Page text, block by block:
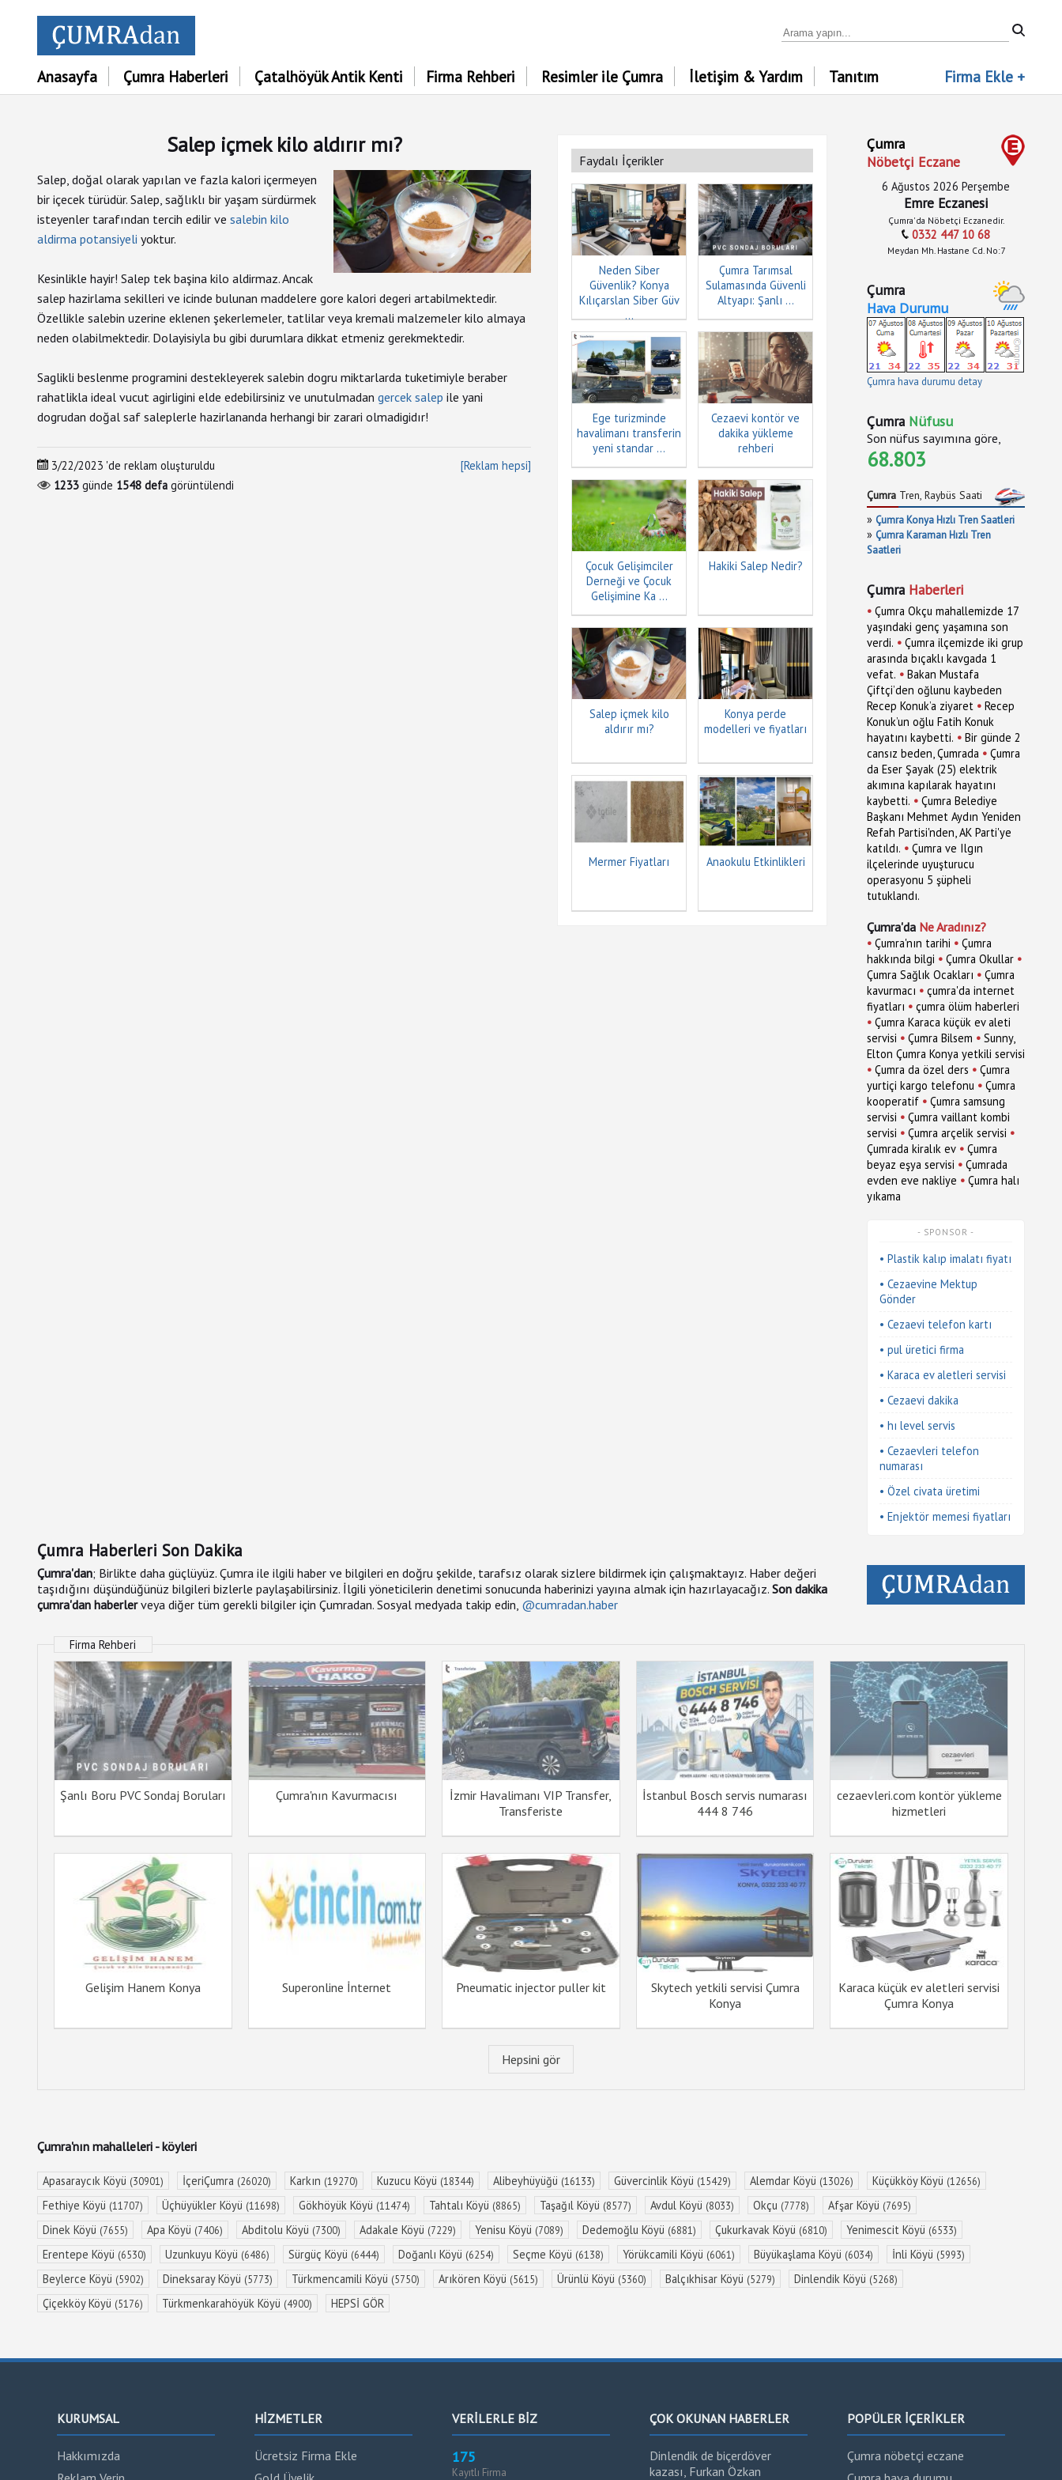
Anasayfa Çumra Haberleri Çatalhöyük Antik Kenti Firma Rehberi Resimler ile Çumra İletişim & Yardım Tanıtım Firma Ekle +
Salep içmek kilo aldırır mı?
Salep, doğal olarak yapılan ve fazla kalori içermeyen
bir içecek türüdür. Salep, sağlıklı bir yaşam sürdürmek
isteyenler tarafından tercih edilir ve salebin kilo
aldirma potansiyeli yoktur.
Kesinlikle hayir! Salep tek başina kilo aldirmaz. Ancak
salep hazirlama sekilleri ve icinde bulunan maddelere gore kalori degeri artabilmektedir.
Özellikle salebin uzerine eklenen şekerlemeler, tatlilar veya kremali malzemeler kilo almaya
neden olabilmektedir. Dolayisiyla bu gibi durumlara dikkat etmeniz gerekmektedir.
Saglikli beslenme programini destekleyerek salebin dogru miktarlarda tuketimiyle beraber
rahatlikla ideal vucut agirligini elde edebilirsiniz ve unutulmadan gercek salep ile yani
dogrudan doğal saf saleplerle hazirlananda herhangi bir zarari olmadigidır!
[Reklam hepsi]
3/22/2023 'de reklam oluşturuldu
1233 günde 1548 defa görüntülendi
Faydalı İçerikler
Neden Siber
Güvenlik? Konya
Kılıçarslan Siber Güv
...
Çumra Tarımsal
Sulamasında Güvenli
Altyapı: Şanlı ...
Ege turizminde
havalimanı transferin
yeni standar ...
Cezaevi kontör ve
dakika yükleme
rehberi
Çocuk Gelişimciler
Derneği ve Çocuk
Gelişimine Ka ...
Hakiki Salep Nedir?
Salep içmek kilo
aldırır mı?
Konya perde
modelleri ve fiyatları
Mermer Fiyatları Anaokulu Etkinlikleri
Çumra
Nöbetçi Eczane
6 Ağustos 2026 Perşembe
Emre Eczanesi
Çumra'da Nöbetçi Eczanedir.
0332 447 10 68
Meydan Mh. Hastane Cd. No:7
Çumra
Hava Durumu
Çumra hava durumu detay
Çumra Nüfusu
Son nüfus sayımına göre,
68.803
Çumra Tren, Raybüs Saati
» Çumra Konya Hızlı Tren Saatleri
» Çumra Karaman Hızlı Tren
Saatleri
Çumra Haberleri
• Çumra Okçu mahallemizde 17
yaşındaki genç yaşamına son
verdi. • Çumra ilçemizde iki grup
arasında bıçaklı kavgada 1
vefat. • Bakan Mustafa
Çiftçi’den oğlunu kaybeden
Recep Konuk’a ziyaret • Recep
Konuk’un oğlu Fatih Konuk
hayatını kaybetti. • Bir günde 2
cansız beden, Çumrada • Çumra
da Eser Şayak (25) elektrik
akımına kapılarak hayatını
kaybetti. • Çumra Belediye
Başkanı Mehmet Aydın Yeniden
Refah Partisi'nden, AK Parti'ye
katıldı. • Çumra ve Ilgın
ilçelerinde uyuşturucu
operasyonu 5 şüpheli
tutuklandı.
Çumra'da Ne Aradınız?
• Çumra'nın tarihi • Çumra
hakkında bilgi • Çumra Okullar •
Çumra Sağlık Ocakları • Çumra
kavurmacı • çumra'da internet
fiyatları • çumra ölüm haberleri
• Çumra Karaca küçük ev aleti
servisi • Çumra Bilsem • Sunny,
Elton Çumra Konya yetkili servisi
• Çumra da özel ders • Çumra
yurtiçi kargo telefonu • Çumra
kooperatif • Çumra samsung
servisi • Çumra vaillant kombi
servisi • Çumra arçelik servisi •
Çumrada kiralık ev • Çumra
beyaz eşya servisi • Çumrada
evden eve nakliye • Çumra halı
yıkama
- SPONSOR -
• Plastik kalıp imalatı fiyatı
• Cezaevine Mektup
Gönder
• Cezaevi telefon kartı
• pul üretici firma
• Karaca ev aletleri servisi
• Cezaevi dakika
• hı level servis
• Cezaevleri telefon
numarası
• Özel civata üretimi
• Enjektör memesi fiyatları
Çumra Haberleri Son Dakika
Çumra'dan; Birlikte daha güçlüyüz. Çumra ile ilgili haber ve bilgileri en doğru şekilde, tarafsız olarak sizlere bildirmek için çalışmaktayız. Haber değeri
taşıdığını düşündüğünüz bilgileri bizlerle paylaşabilirsiniz. İlgili yöneticilerin denetimi sonucunda haberinizi yayına almak için hazırlayacağız. Son dakika
çumra'dan haberlerveya diğer tüm gerekli bilgiler için Çumradan. Sosyal medyada takip edin, @cumradan.haber
Firma Rehberi
Şanlı Boru PVC Sondaj Boruları Çumra'nın Kavurmacısı
İzmir Havalimanı VIP Transfer,
Transferiste
İstanbul Bosch servis numarası
444 8 746
cezaevleri.com kontör yükleme
hizmetleri
Gelişim Hanem Konya Superonline İnternet Pneumatic injector puller kit
Skytech yetkili servisi Çumra
Konya
Karaca küçük ev aletleri servisi
Çumra Konya
Hepsini gör
Çumra'nın mahalleleri - köyleri
Apasaraycık Köyü (30901) İçeriÇumra (26020) Karkın (19270) Kuzucu Köyü (18344) Alibeyhüyüğü (16133) Güvercinlik Köyü (15429) Alemdar Köyü (13026) Küçükköy Köyü (12656)
Fethiye Köyü (11707) Üçhüyükler Köyü (11698) Gökhöyük Köyü (11474) Tahtalı Köyü (8865) Taşağıl Köyü (8577) Avdul Köyü (8033) Okçu (7778) Afşar Köyü (7695)
Dinek Köyü (7655) Apa Köyü (7406) Abditolu Köyü (7300) Adakale Köyü (7229) Yenisu Köyü (7089) Dedemoğlu Köyü (6881) Çukurkavak Köyü (6810) Yenimescit Köyü (6533)
Erentepe Köyü (6530) Uzunkuyu Köyü (6486) Sürgüç Köyü (6444) Doğanlı Köyü (6254) Seçme Köyü (6138) Yörükcamili Köyü (6061) Büyükaşlama Köyü (6034) İnli Köyü (5993)
Beylerce Köyü (5902) Dineksaray Köyü (5773) Türkmencamili Köyü (5750) Arıkören Köyü (5615) Ürünlü Köyü (5360) Balçıkhisar Köyü (5279) Dinlendik Köyü (5268)
Çiçekköy Köyü (5176) Türkmenkarahöyük Köyü (4900) HEPSİ GÖR
KURUMSAL
Hakkımızda
HİZMETLER
Ücretsiz Firma Ekle
VERİLERLE BİZ
175
Kayıtlı Firma
ÇOK OKUNAN HABERLER
Dinlendik de biçerdöver
kazası, Furkan Özkan
POPÜLER İÇERİKLER
Çumra nöbetçi eczane